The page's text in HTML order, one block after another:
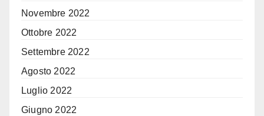
Novembre 2022
Ottobre 2022
Settembre 2022
Agosto 2022
Luglio 2022
Giugno 2022